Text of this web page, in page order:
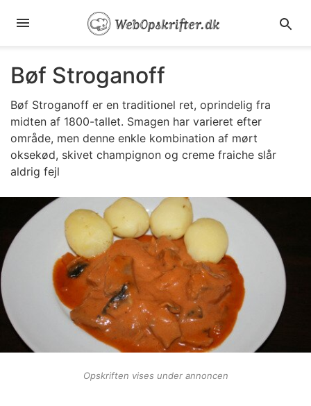
Bøf Stroganoff
Bøf Stroganoff er en traditionel ret, oprindelig fra
midten af 1800-tallet. Smagen har varieret efter
område, men denne enkle kombination af mørt
oksekød, skivet champignon og creme fraiche slår
aldrig fejl
Opskriften vises under annoncen